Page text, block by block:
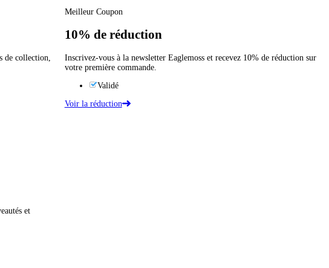
de collection,
Meilleur Coupon
10% de réduction
Inscrivez-vous à la newsletter Eaglemoss et recevez 10% de réduction sur
votre première commande.
Validé
Voir la réduction
et